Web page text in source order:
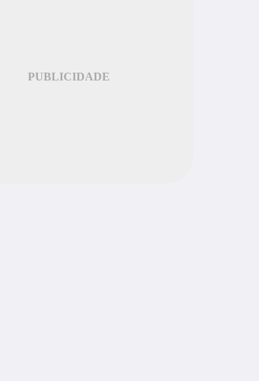
PUBLICIDADE